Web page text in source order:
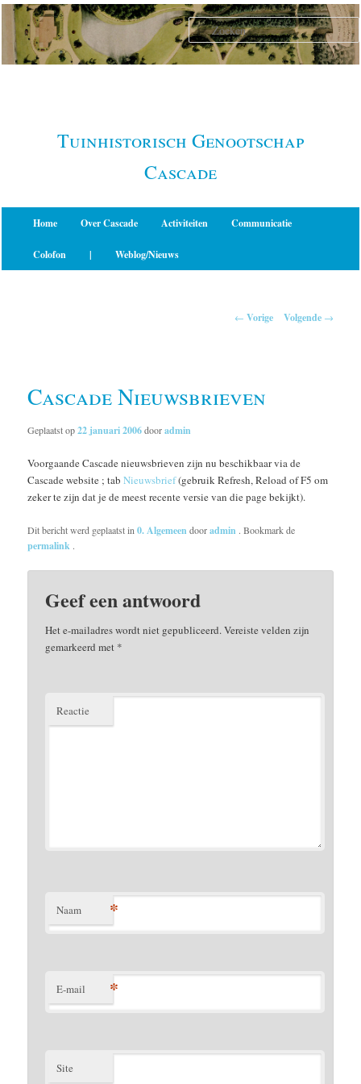
Spring
naar
primaire
Tuinhistorisch Genootschap
Cascade
Home Over Cascade Activiteiten Communicatie
Colofon | Weblog/Nieuws
← Vorige Volgende →
Cascade Nieuwsbrieven
Geplaatst op22 januari 2006dooradmin
Voorgaande Cascade nieuwsbrieven zijn nu beschikbaar via de
Cascade website ; tabNieuwsbrief(gebruik Refresh, Reload of F5 om
zeker te zijn dat je de meest recente versie van die page bekijkt).
Dit bericht werd geplaatst in0. Algemeen dooradmin . Bookmark de
permalink .
Geef een antwoord
Het e-mailadres wordt niet gepubliceerd.Vereiste velden zijn
gemarkeerd met *
Reactie
Naam *
E-mail *
Site